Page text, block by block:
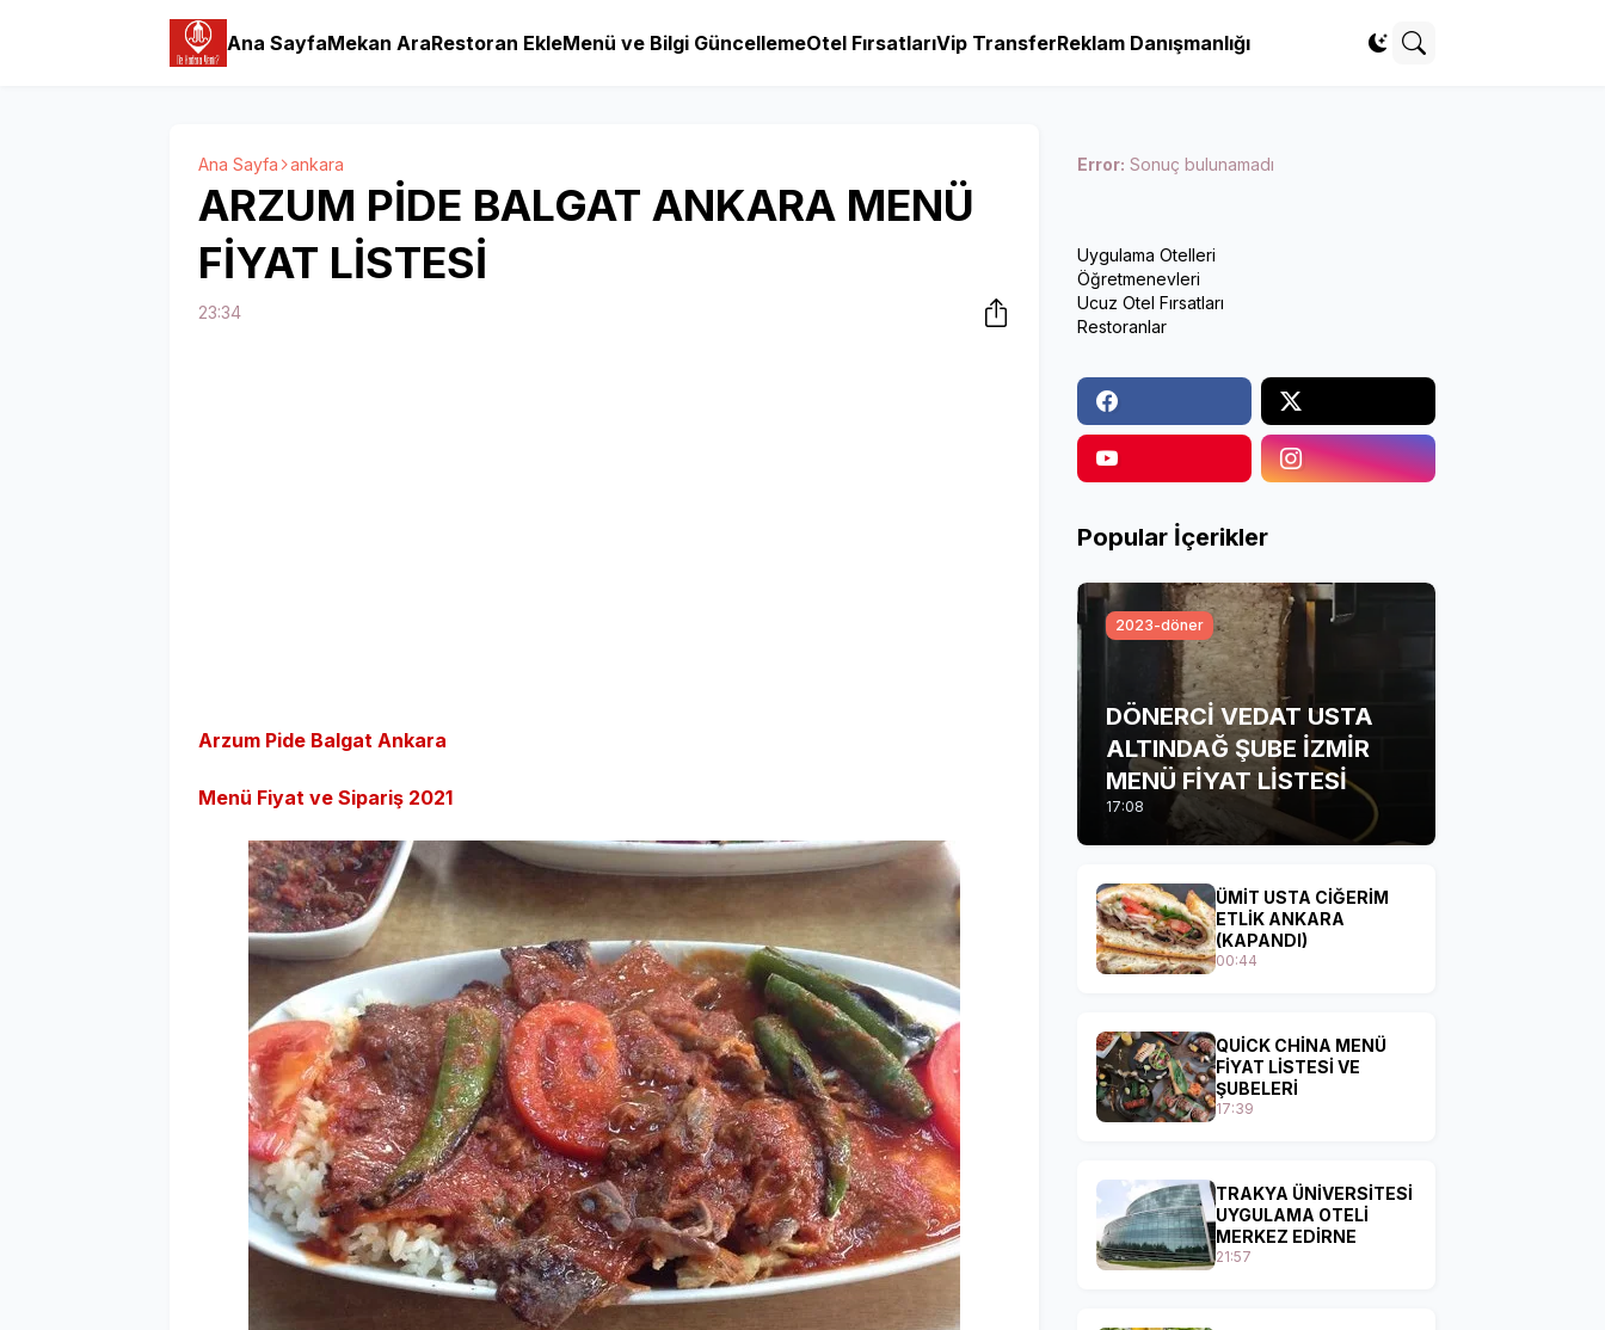
Ana SayfaMekan AraRestoran EkleMenü ve Bilgi GüncellemeOtel FırsatlarıVip TransferReklam Danışmanlığı
Ana Sayfa ankara
ARZUM PİDE BALGAT ANKARA MENÜ
FİYAT LİSTESİ
23:34
Arzum Pide Balgat Ankara
Menü Fiyat ve Sipariş 2021
Error: Sonuç bulunamadı
Uygulama Otelleri
Öğretmenevleri
Ucuz Otel Fırsatları
Restoranlar
Popular İçerikler
2023-döner
DÖNERCİ VEDAT USTA
ALTINDAĞ ŞUBE İZMİR
MENÜ FİYAT LİSTESİ
17:08
ÜMİT USTA CİĞERİM
ETLİK ANKARA
(KAPANDI)
00:44
QUİCK CHİNA MENÜ
FİYAT LİSTESİ VE
ŞUBELERİ
17:39
TRAKYA ÜNİVERSİTESİ
UYGULAMA OTELİ
MERKEZ EDİRNE
21:57